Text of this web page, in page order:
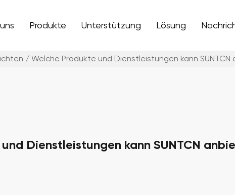
Produkte Unterstützung Lösung
/ Welche Produkte und Dienstleistungen kann SUNTCN
Dienstleistungen kann SUNTCN